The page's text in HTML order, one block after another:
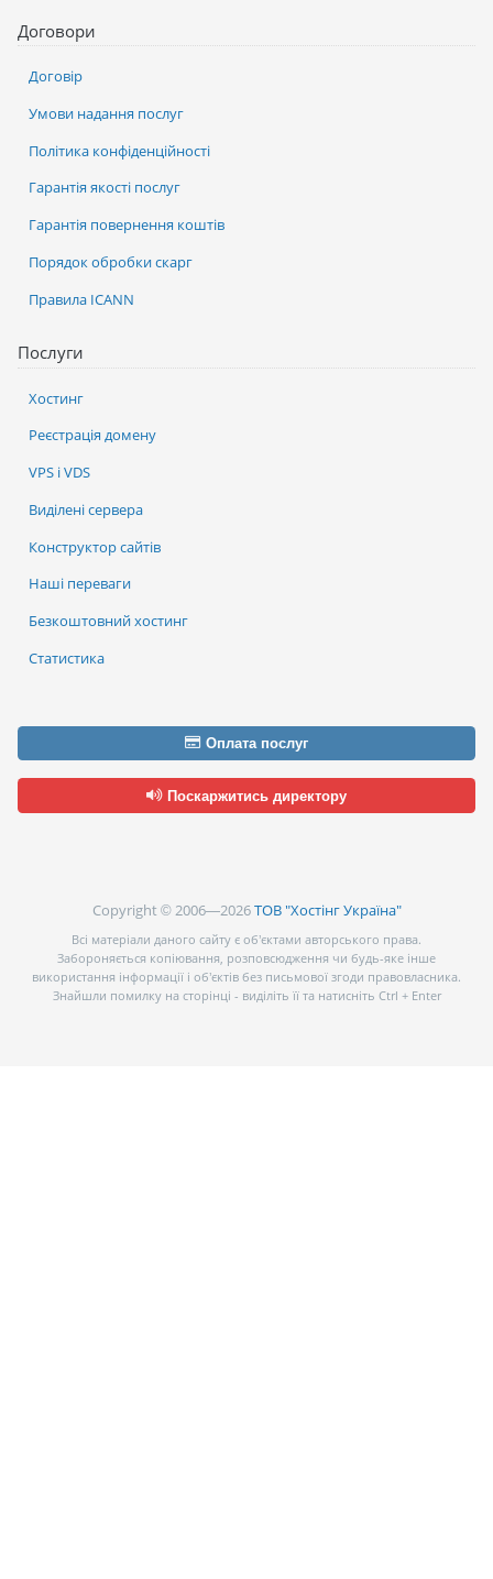
Послуги
Хостинг
Реєстрація домену
VPS і VDS
Виділені сервера
Конструктор сайтів
Наші переваги
Безкоштовний хостинг
Статистика
Договори
Договір
Умови надання послуг
Політика конфіденційності
Гарантія якості послуг
Гарантія повернення коштів
Порядок обробки скарг
Правила ICANN
Оплата послуг
Поскаржитись директору
Copyright © 2006—2026ТОВ "Хостінг Україна"
Всі матеріали даного сайту є об’єктами авторського права.
Забороняється копіювання, розповсюдження чи будь-яке інше
використання інформації і об’єктів без письмової згоди правовласника.
Знайшли помилку на сторінці - виділіть її та натисніть Ctrl + Enter